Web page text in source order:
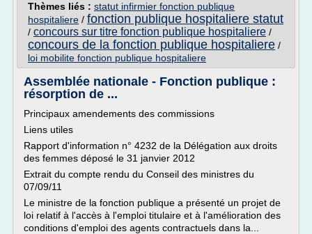
Thèmes liés : statut infirmier fonction publique
hospitaliere / fonction publique hospitaliere statut
/ concours sur titre fonction publique hospitaliere /
concours de la fonction publique hospitaliere /
loi mobilite fonction publique hospitaliere
Assemblée nationale - Fonction publique :
résorption de ...
Principaux amendements des commissions
Liens utiles
Rapport d'information n° 4232 de la Délégation aux droits
des femmes déposé le 31 janvier 2012
Extrait du compte rendu du Conseil des ministres du
07/09/11
Le ministre de la fonction publique a présenté un projet de
loi relatif à l'accès à l'emploi titulaire et à l'amélioration des
conditions d'emploi des agents contractuels dans la...